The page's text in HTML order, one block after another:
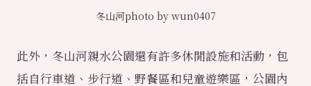
冬山河photo by wun0407
此外，冬山河親水公園還有許多休閒設施和活動，包
括自行車道、步行道、野餐區和兒童遊樂區，公園內